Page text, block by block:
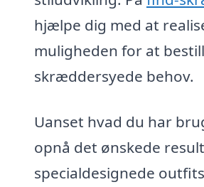
hjælpe dig med at
muligheden for at
skræddersyede behov.
Uanset hvad du har
opnå det ønskede
specialdesignede